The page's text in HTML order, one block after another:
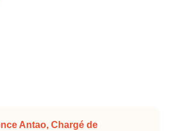
Antao, Chargé de